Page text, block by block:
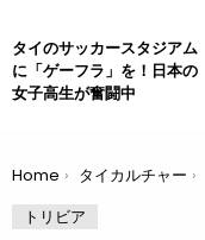
タイのサッカースタジアム
に「ゲーフラ」を！日本の
女子高生が奮闘中
You are here:
Home タイカルチャー
トリビア